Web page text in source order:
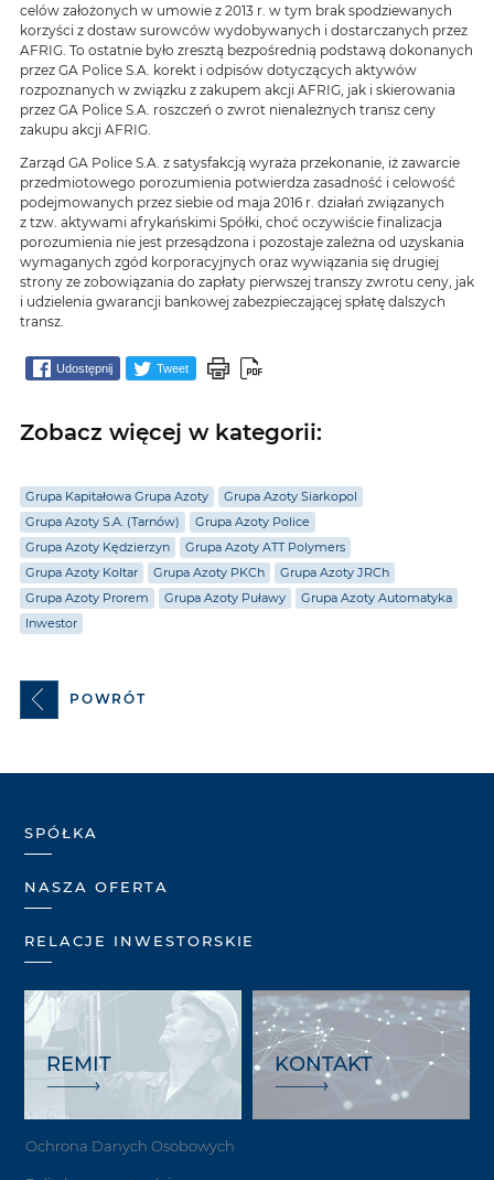
celów założonych w umowie z 2013 r. w tym brak spodziewanych
korzyści z dostaw surowców wydobywanych i dostarczanych przez
AFRIG. To ostatnie było zresztą bezpośrednią podstawą dokonanych
przez GA Police S.A. korekt i odpisów dotyczących aktywów
rozpoznanych w związku z zakupem akcji AFRIG, jak i skierowania
przez GA Police S.A. roszczeń o zwrot nienależnych transz ceny
zakupu akcji AFRIG.
Zarząd GA Police S.A. z satysfakcją wyraża przekonanie, iż zawarcie
przedmiotowego porozumienia potwierdza zasadność i celowość
podejmowanych przez siebie od maja 2016 r. działań związanych
z tzw. aktywami afrykańskimi Spółki, choć oczywiście finalizacja
porozumienia nie jest przesądzona i pozostaje zależna od uzyskania
wymaganych zgód korporacyjnych oraz wywiązania się drugiej
strony ze zobowiązania do zapłaty pierwszej transzy zwrotu ceny, jak
i udzielenia gwarancji bankowej zabezpieczającej spłatę dalszych
transz.
Udostępnij Tweet
Zobacz więcej w kategorii:
Grupa Kapitałowa Grupa Azoty
Grupa Azoty Siarkopol
Grupa Azoty S.A. (Tarnów)
Grupa Azoty Police
Grupa Azoty Kędzierzyn
Grupa Azoty ATT Polymers
Grupa Azoty Koltar
Grupa Azoty PKCh
Grupa Azoty JRCh
Grupa Azoty Prorem
Grupa Azoty Puławy
Grupa Azoty Automatyka
Inwestor
POWRÓT
SPÓŁKA
NASZA OFERTA
RELACJE INWESTORSKIE
REMIT KONTAKT
Ochrona Danych Osobowych